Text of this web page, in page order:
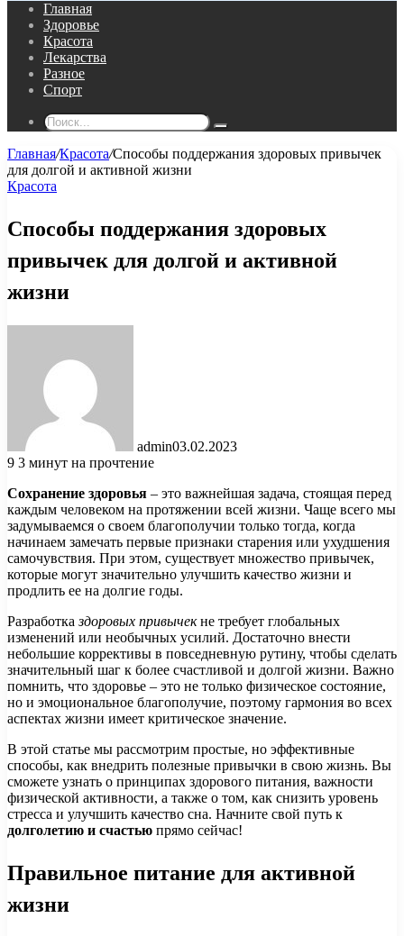
Главная
Здоровье
Красота
Лекарства
Разное
Спорт
Поиск...
Главная/Красота/Способы поддержания здоровых привычек
для долгой и активной жизни
Красота
Способы поддержания здоровых
привычек для долгой и активной
жизни
admin03.02.2023
9 3 минут на прочтение
Сохранение здоровья – это важнейшая задача, стоящая перед
каждым человеком на протяжении всей жизни. Чаще всего мы
задумываемся о своем благополучии только тогда, когда
начинаем замечать первые признаки старения или ухудшения
самочувствия. При этом, существует множество привычек,
которые могут значительно улучшить качество жизни и
продлить ее на долгие годы.
Разработказдоровых привычекне требует глобальных
изменений или необычных усилий. Достаточно внести
небольшие коррективы в повседневную рутину, чтобы сделать
значительный шаг к более счастливой и долгой жизни. Важно
помнить, что здоровье – это не только физическое состояние,
но и эмоциональное благополучие, поэтому гармония во всех
аспектах жизни имеет критическое значение.
В этой статье мы рассмотрим простые, но эффективные
способы, как внедрить полезные привычки в свою жизнь. Вы
сможете узнать о принципах здорового питания, важности
физической активности, а также о том, как снизить уровень
стресса и улучшить качество сна. Начните свой путь к
долголетию и счастью прямо сейчас!
Правильное питание для активной
жизни